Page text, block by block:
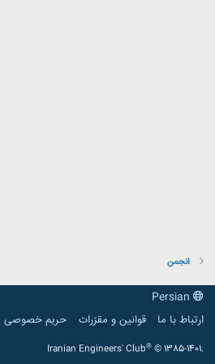
انجمن
ارتباط با ما
قوانین و مقرّرات حریم خصوصی
Iranian Engineers' Club® © 1385-1401.